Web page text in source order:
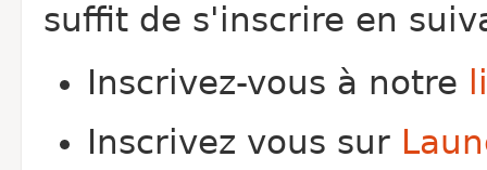
suffit de s'inscrire en
Inscrivez-vous à notre
Inscrivez vous sur